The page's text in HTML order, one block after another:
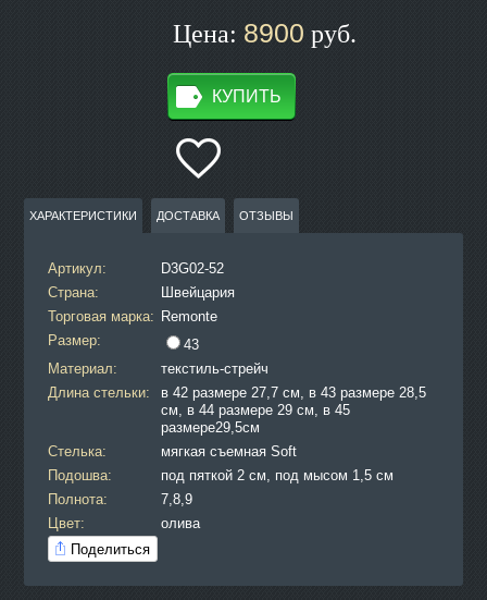
Цена: 8900 руб.
КУПИТЬ
ХАРАКТЕРИСТИКИ ДОСТАВКА ОТЗЫВЫ
Артикул:
D3G02-52
Страна:
Швейцария
Торговая марка: Remonte
Размер:
43
Материал:
текстиль-стрейч
Длина стельки:
в 42 размере 27,7 см, в 43 размере 28,5
см, в 44 размере 29 см, в 45
размере29,5см
Стелька:
мягкая съемная Soft
Подошва:
под пяткой 2 см, под мысом 1,5 см
Полнота:
7,8,9
Цвет:
олива
Поделиться